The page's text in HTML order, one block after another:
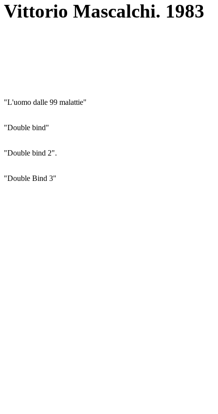
Vittorio Mascalchi. 1983
"L'uomo dalle 99 malattie"
"Double bind"
"Double bind 2".
"Double Bind 3"